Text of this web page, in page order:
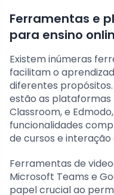
Ferramentas e
para ensino
Existem inúmeras
facilitam o
diferentes
estão as plataformas
Classroom, e
funcionalidades
de cursos e interação
Ferramentas de
Microsoft Teams e
papel crucial ao